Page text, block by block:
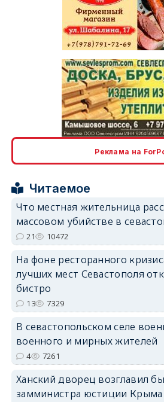
Реклама на
Читаемое
Что местная жительница
массовом убийстве в
21 10472
На фоне ресторанного
лучших мест Севастополя
бистро
13 7329
В севастопольском селе
военного и мирных жителей
4 7261
Ханский дворец возглавил
замминистра юстиции Крыма